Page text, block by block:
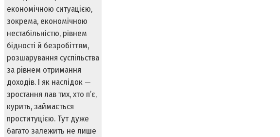
економічною ситуацією,
зокрема, економічною
нестабільністю, рівнем
бідності й безробіттям,
розшарування суспільства
за рівнем отримання
доходів. І як наслідок —
зростання лав тих, хто п’є,
курить, займається
проституцією. Тут дуже
багато залежить не лише